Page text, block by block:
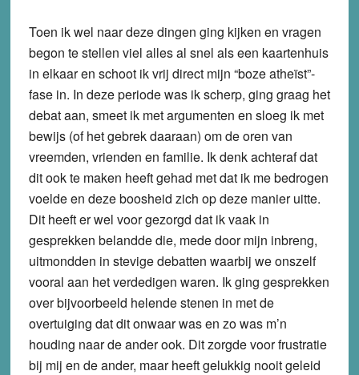
Toen ik wel naar deze dingen ging kijken en vragen
begon te stellen viel alles al snel als een kaartenhuis
in elkaar en schoot ik vrij direct mijn “boze atheïst”-
fase in. In deze periode was ik scherp, ging graag het
debat aan, smeet ik met argumenten en sloeg ik met
bewijs (of het gebrek daaraan) om de oren van
vreemden, vrienden en familie. Ik denk achteraf dat
dit ook te maken heeft gehad met dat ik me bedrogen
voelde en deze boosheid zich op deze manier uitte.
Dit heeft er wel voor gezorgd dat ik vaak in
gesprekken belandde die, mede door mijn inbreng,
uitmondden in stevige debatten waarbij we onszelf
vooral aan het verdedigen waren. Ik ging gesprekken
over bijvoorbeeld helende stenen in met de
overtuiging dat dit onwaar was en zo was m’n
houding naar de ander ook. Dit zorgde voor frustratie
bij mij en de ander, maar heeft gelukkig nooit geleid